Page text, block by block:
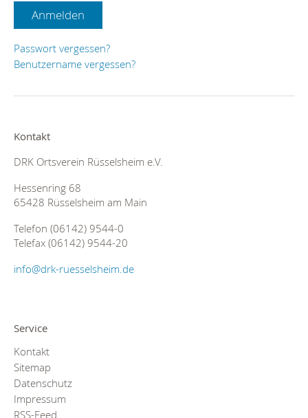
Anmelden
Passwort vergessen?
Benutzername vergessen?
Kontakt
DRK Ortsverein Rüsselsheim e.V.
Hessenring 68
65428 Rüsselsheim am Main
Telefon (06142) 9544-0
Telefax (06142) 9544-20
info@drk-ruesselsheim.de
Service
Kontakt
Sitemap
Datenschutz
Impressum
RSS-Feed